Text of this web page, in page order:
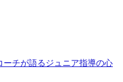
ーチが語るジュニア指導の心